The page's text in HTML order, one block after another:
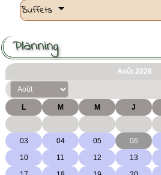
Buffets
Planning